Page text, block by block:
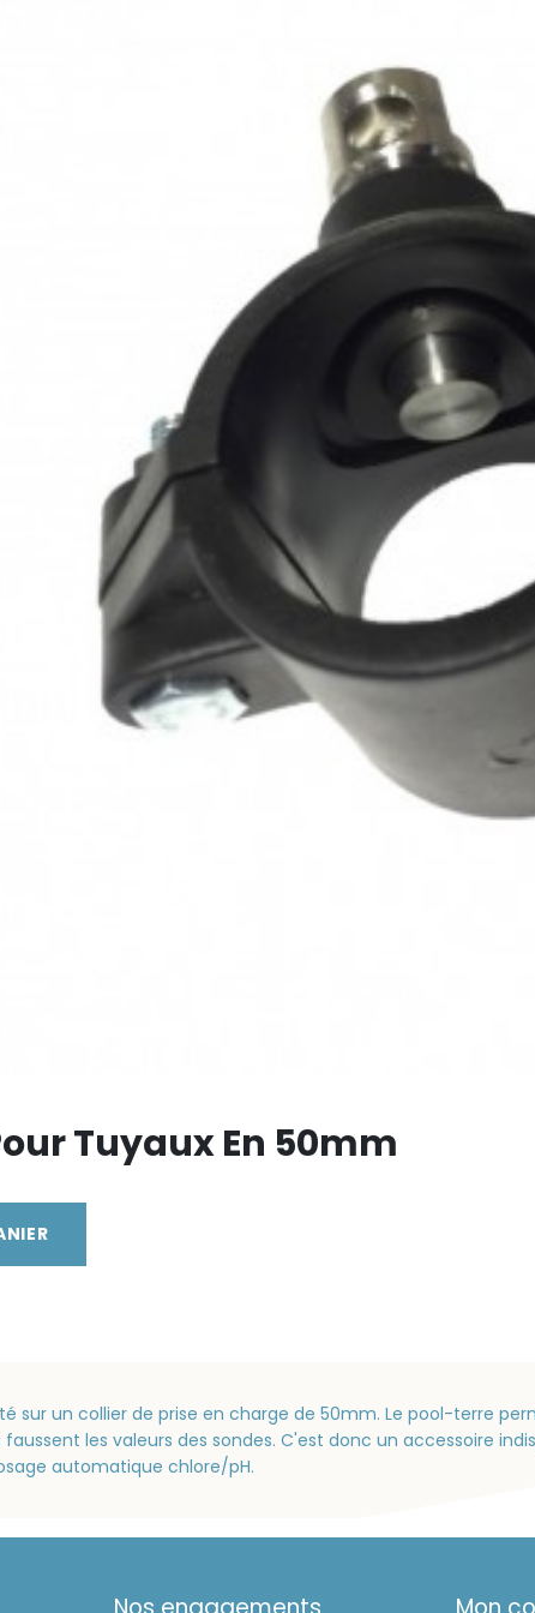
Tuyaux En 50mm
sur un collier de prise en charge de 50mm. Le pool-terre
les valeurs des sondes. C'est donc un accessoire
automatique chlore/pH.